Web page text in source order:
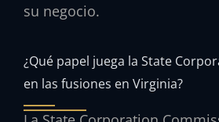
su negocio.
¿Qué papel juega la State
en las fusiones en Virginia?